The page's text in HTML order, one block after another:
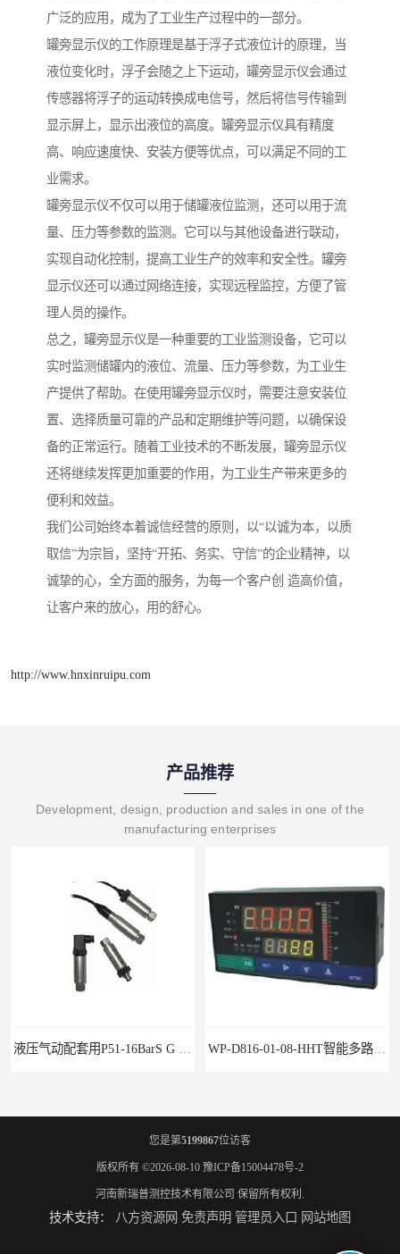
广泛的应用，成为了工业生产过程中的一部分。
罐旁显示仪的工作原理是基于浮子式液位计的原理，当
液位变化时，浮子会随之上下运动，罐旁显示仪会通过
传感器将浮子的运动转换成电信号，然后将信号传输到
显示屏上，显示出液位的高度。罐旁显示仪具有精度
高、响应速度快、安装方便等优点，可以满足不同的工
业需求。
罐旁显示仪不仅可以用于储罐液位监测，还可以用于流
量、压力等参数的监测。它可以与其他设备进行联动，
实现自动化控制，提高工业生产的效率和安全性。罐旁
显示仪还可以通过网络连接，实现远程监控，方便了管
理人员的操作。
总之，罐旁显示仪是一种重要的工业监测设备，它可以
实时监测储罐内的液位、流量、压力等参数，为工业生
产提供了帮助。在使用罐旁显示仪时，需要注意安装位
置、选择质量可靠的产品和定期维护等问题，以确保设
备的正常运行。随着工业技术的不断发展，罐旁显示仪
还将继续发挥更加重要的作用，为工业生产带来更多的
便利和效益。
我们公司始终本着诚信经营的原则，以“以诚为本，以质
取信”为宗旨，坚持“开拓、务实、守信”的企业精神，以
诚挚的心，全方面的服务，为每一个客户创 造高价值，
让客户来的放心，用的舒心。
http://www.hnxinruipu.com
产品推荐
Development, design, production and sales in one of the
manufacturing enterprises
您是第5199867位访客
版权所有 ©2026-08-10 豫ICP备15004478号-2
河南新瑞普测控技术有限公司 保留所有权利.
技术支持： 八方资源网 免责声明 管理员入口 网站地图